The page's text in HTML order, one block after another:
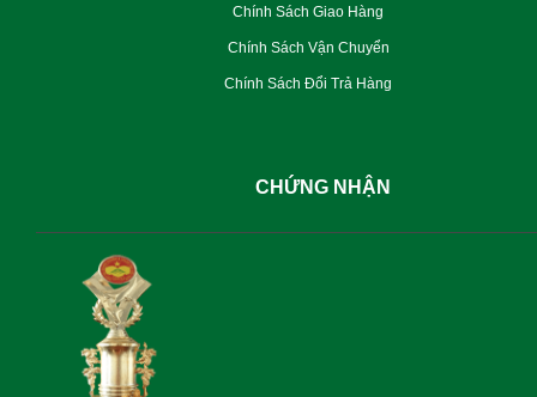
Chính Sách Giao Hàng
Chính Sách Vận Chuyển
Chính Sách Đổi Trả Hàng
CHỨNG NHẬN